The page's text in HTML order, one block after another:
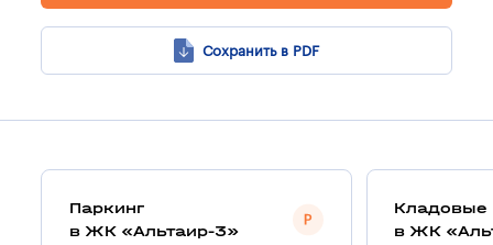
Сохранить в PDF
Паркинг
в ЖК «Альтаир-3»
Кладовые
в ЖК